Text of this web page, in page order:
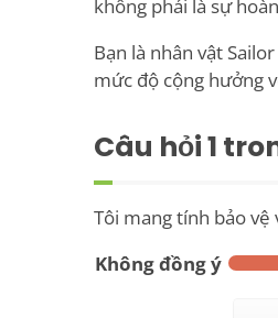
không phải là sự
Bạn là nhân vật
mức độ cộng hưởng
Câu hỏi1
Tôi mang tính bảo vệ
Không đồng ý